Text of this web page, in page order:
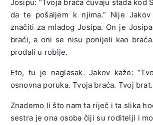
Josipu: “Tvoja braća čuvaju stada kod
da te pošaljem k njima.” Nije
značiti za mladog Josipa. On je
braći, a oni se nisu ponijeli kao
prodali u roblje.
Eto, tu je naglasak. Jakov kaže:
osnovna poruka. Tvoja braća. Tvoj
Znademo li što nam ta riječ i ta slika
sestra je ona osoba čiji su roditelji i